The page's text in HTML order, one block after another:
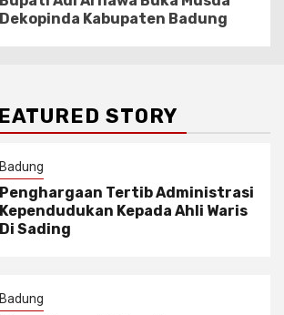
Dekopinda Kabupaten Badung
STORY
Badung
Penghargaan Tertib Administrasi
Kependudukan Kepada Ahli Waris
Di Sading
Badung